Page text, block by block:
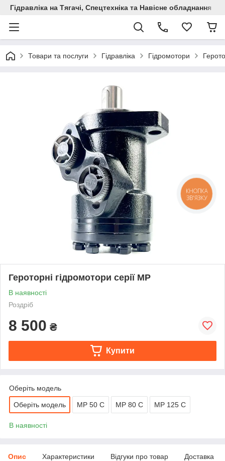
Гідравліка на Тягачі, Спецтехніка та Навісне обладнання
Товари та послуги Гідравліка Гідромотори
Героторні гідромотори серії MP
В наявності
Роздріб
8 500 ₴
Купити
Оберіть модель
Оберіть модель MP 50 C MP 80 C MP 125 C
В наявності
Опис Характеристики Відгуки про товар Доставка
КНОПКА
ЗВ'ЯЗКУ